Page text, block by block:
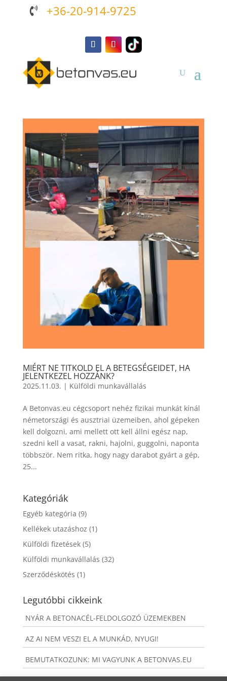
 +36-20-914-9725
MIÉRT NE TITKOLD EL A BETEGSÉGEIDET, HA
JELENTKEZEL HOZZÁNK?
2025.11.03. | Külföldi munkavállalás
A Betonvas.eu cégcsoport nehéz fizikai munkát kínál
németországi és ausztriai üzemeiben, ahol gépeken
kell dolgozni, ami mellett ott kell állni egész nap,
szedni kell a vasat, rakni, hajolni, guggolni, naponta
többször. Nem ritka, hogy nagy darabot gyárt a gép,
25...
Kategóriák
Egyéb kategória (9)
Kellékek utazáshoz (1)
Külföldi fizetések(5)
Külföldi munkavállalás (32)
Szerződéskötés (1)
Legutóbbi cikkeink
NYÁR A BETONACÉL-FELDOLGOZÓ ÜZEMEKBEN
AZ AI NEM VESZI EL A MUNKÁD, NYUGI!
BEMUTATKOZUNK: MI VAGYUNK A BETONVAS.EU